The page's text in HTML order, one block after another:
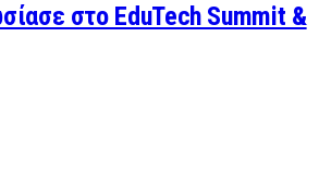
στο EduTech Summit &